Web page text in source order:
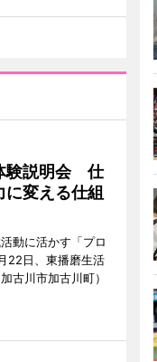
験説明会 仕
変える仕組
動に活かす「プロ
22日、東播磨生活
古川市加古川町）